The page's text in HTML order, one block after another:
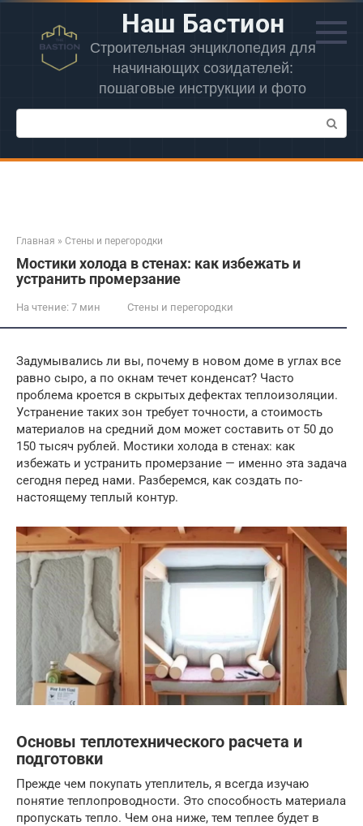
Перейти
контенту
Наш Бастион
Строительная энциклопедия для
начинающих созидателей:
пошаговые инструкции и фото
Поиск:
Главная » Стены и перегородки
Мостики холода в стенах: как избежать и
устранить промерзание
На чтение: 7 мин Стены и перегородки
Задумывались ли вы, почему в новом доме в углах все
равно сыро, а по окнам течет конденсат? Часто
проблема кроется в скрытых дефектах теплоизоляции.
Устранение таких зон требует точности, а стоимость
материалов на средний дом может составить от 50 до
150 тысяч рублей. Мостики холода в стенах: как
избежать и устранить промерзание — именно эта задача
сегодня перед нами. Разберемся, как создать по-
настоящему теплый контур.
Основы теплотехнического расчета и
подготовки
Прежде чем покупать утеплитель, я всегда изучаю
понятие теплопроводности. Это способность материала
пропускать тепло. Чем она ниже, тем теплее будет в